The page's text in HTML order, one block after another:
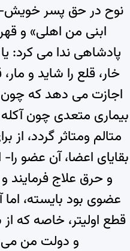
نوح در حق پسر
ابنی من اهلی» و
پادشاهی ندا می کرد:
خار، قلع را شاید و
اجازت می دهد که
بیماری متعدی چون
متالم ومتاثر گردد،
بقایای اعضا، آن عضو
و حرق علاج فرمایند
عضوی بود بایسته، اما
قطع اولیتر، خاصه که
و دولت من می